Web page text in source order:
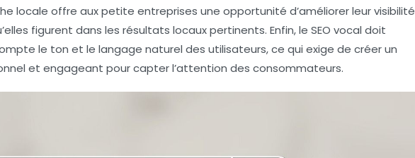
locale offre aux petite entreprises une opportunité d’améliorer leur visibilité
figurent dans les résultats locaux pertinents. Enfin, le SEO vocal doit
le ton et le langage naturel des utilisateurs, ce qui exige de créer un
et engageant pour capter l’attention des consommateurs.